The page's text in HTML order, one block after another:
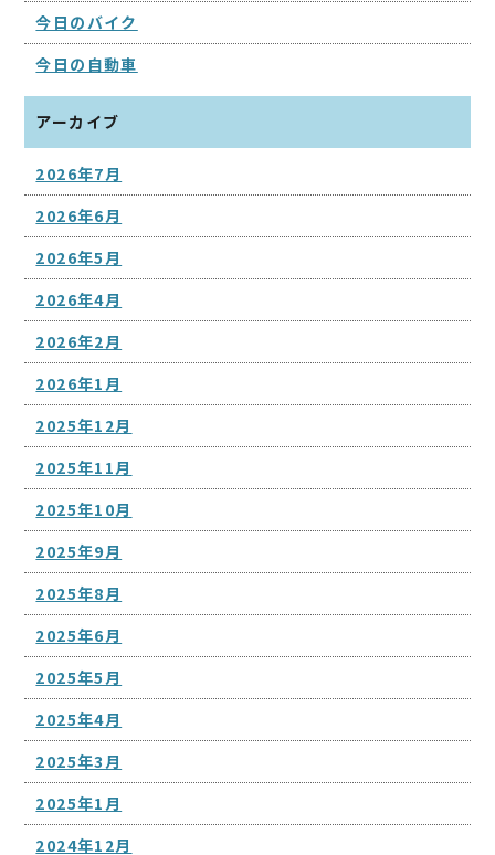
今日のバイク
今日の自動車
アーカイブ
2026年7月
2026年6月
2026年5月
2026年4月
2026年2月
2026年1月
2025年12月
2025年11月
2025年10月
2025年9月
2025年8月
2025年6月
2025年5月
2025年4月
2025年3月
2025年1月
2024年12月